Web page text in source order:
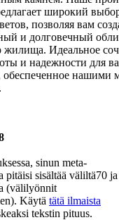
широкий
позволяя вам
и долговечный
жилища. Идеальное
и надежности для ва
обеспеченное нашими
sinun meta-
pitäisi sisältää väliltä70 ja
(välilyönnit
Käytä tätä ilmaista
tekstin pituus.